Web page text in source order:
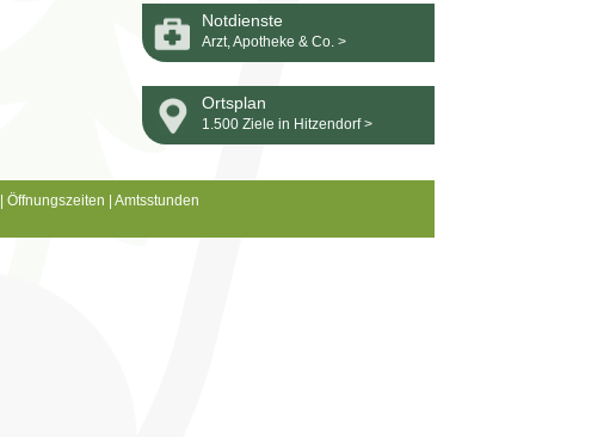
Notdienste
Arzt, Apotheke & Co. >
Ortsplan
1.500 Ziele in Hitzendorf >
Öffnungszeiten
Amtsstunden